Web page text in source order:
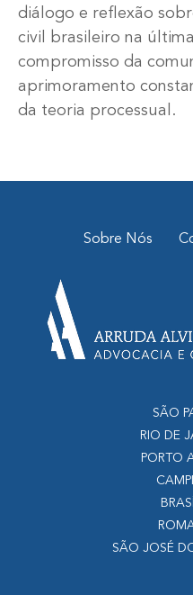
diálogo e reflexão
civil brasileiro na
compromisso da
aprimoramento
da teoria processual.
Sobre Nós
SÃO
RIO DE
PORTO
SÃO JOSÉ